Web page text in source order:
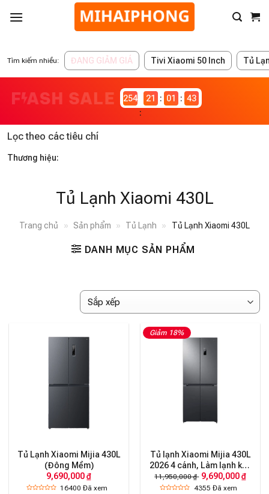
Tìm kiếm nhiều: ĐANG GIẢM GIÁ Tivi Xiaomi 50 Inch Tủ
2546981
21 01 43
Lọc theo các tiêu chí
Thương hiệu:
Tủ Lạnh Xiaomi 430L
Trang chủ » Sản phẩm » Tủ Lạnh » Tủ Lạnh Xiaomi 430L
DANH MỤC SẢN PHẨM
Tủ Lạnh Xiaomi Mijia 430L
(Đông Mềm)
9,690,000 ₫
16400Đã xem
Giảm 18%
Tủ lạnh Xiaomi Mijia 430L
2026 4 cánh, Làm lạnh kép
có ngăn đông mềm, siêu
mỏng
11,950,000 ₫ 9,690,000 ₫
4355 Đã xem